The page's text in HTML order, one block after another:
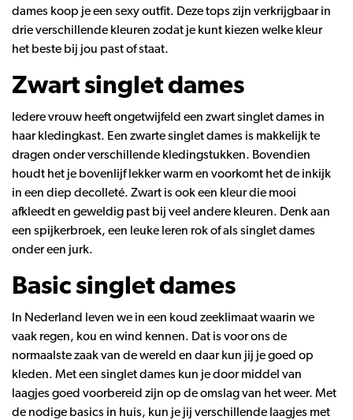
dames koop je een sexy outfit. Deze tops zijn verkrijgbaar in
drie verschillende kleuren zodat je kunt kiezen welke kleur
het beste bij jou past of staat.
Zwart singlet dames
Iedere vrouw heeft ongetwijfeld een zwart singlet dames in
haar kledingkast. Een zwarte singlet dames is makkelijk te
dragen onder verschillende kledingstukken. Bovendien
houdt het je bovenlijf lekker warm en voorkomt het de inkijk
in een diep decolleté. Zwart is ook een kleur die mooi
afkleedt en geweldig past bij veel andere kleuren. Denk aan
een spijkerbroek, een leuke leren rok of als singlet dames
onder een jurk.
Basic singlet dames
In Nederland leven we in een koud zeeklimaat waarin we
vaak regen, kou en wind kennen. Dat is voor ons de
normaalste zaak van de wereld en daar kun jij je goed op
kleden. Met een singlet dames kun je door middel van
laagjes goed voorbereid zijn op de omslag van het weer. Met
de nodige basics in huis, kun je jij verschillende laagjes met